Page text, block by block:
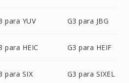
para YUV G3 para JBG
para HEIC G3 para HEIF
para SIX G3 para SIXEL